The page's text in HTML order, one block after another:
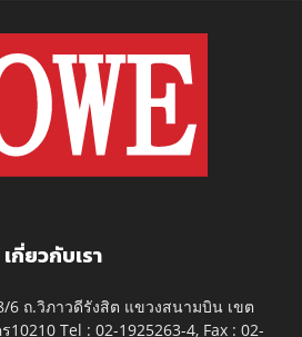
เกี่ยวกับเรา
6 ถ.วิภาวดีรังสิต แขวงสนามบิน เขต
10210 Tel : 02-1925263-4, Fax : 02-